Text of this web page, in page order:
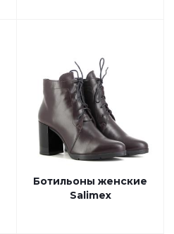
Ботильоны женские
Salimex